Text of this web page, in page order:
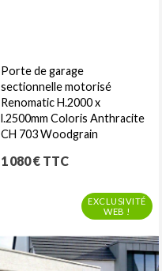
Porte de garage
sectionnelle motorisé
Renomatic H.2000 x
l.2500mm Coloris Anthracite
CH 703 Woodgrain
Prix
1 080 € TTC
EXCLUSIVITÉ
WEB !